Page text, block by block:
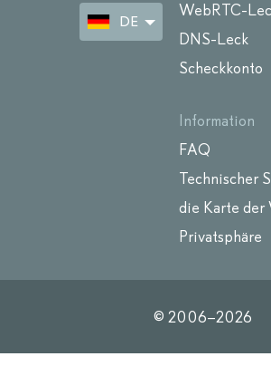
DE
WebRTC-
DNS-Leck
Scheckkonto
Information
FAQ
Technischer
die Karte der
Privatsphäre
© 2006–2026